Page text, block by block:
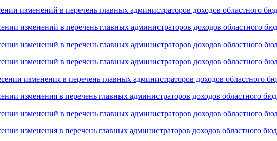
изменений в перечень главных администраторов доходов областного
изменений в перечень главных администраторов доходов областного
изменений в перечень главных администраторов доходов областного
изменений в перечень главных администраторов доходов областного
изменения в перечень главных администраторов доходов областного
изменения в перечень главных администраторов доходов областного
изменений в перечень главных администраторов доходов областного
изменения в перечень главных администраторов доходов областного